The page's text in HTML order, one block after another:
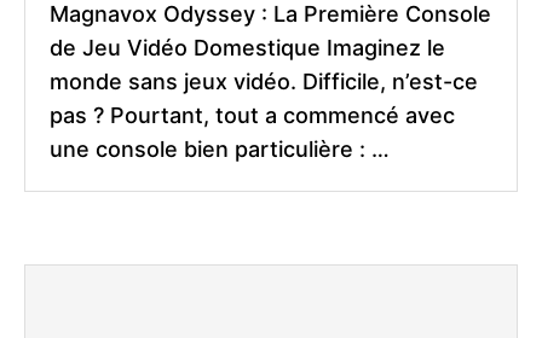
Magnavox Odyssey : La Première Console
de Jeu Vidéo Domestique Imaginez le
monde sans jeux vidéo. Difficile, n’est-ce
pas ? Pourtant, tout a commencé avec
une console bien particulière : …